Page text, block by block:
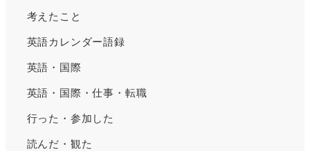
考えたこと
英語カレンダー語録
英語・国際
英語・国際・仕事・転職
行った・参加した
読んだ・観た